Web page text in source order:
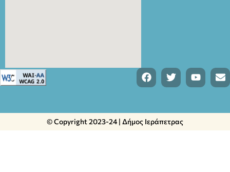
© Copyright 2023-24 | Δήμος Ιεράπετρας